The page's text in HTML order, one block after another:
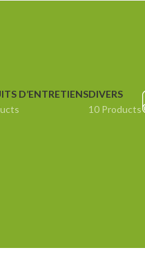
D’ENTRETIENSDIVERS
10 Products